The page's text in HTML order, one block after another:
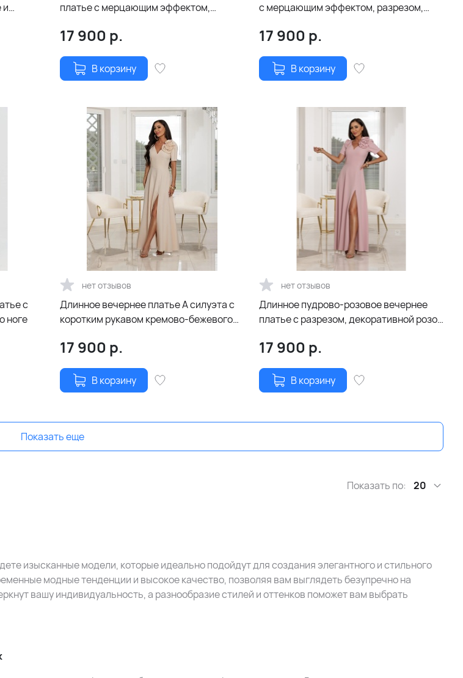
и
платье с мерцающим эффектом,
поясом
17 900 р.
В корзину
с мерцающим эффектом, разрезом,
17 900 р.
В корзину
с
ноге
нет отзывов
Длинное вечернее платье А силуэта с
коротким рукавом кремово-бежевого
17 900 р.
В корзину
нет отзывов
Длинное пудрово-розовое вечернее
платье с разрезом, декоративной розой
17 900 р.
В корзину
Показать еще
Показать по: 20
изысканные модели, которые идеально подойдут для создания элегантного и стильного
модные тенденции и высокое качество, позволяя вам выглядеть безупречно на
вашу индивидуальность, а разнообразие стилей и оттенков поможет вам выбрать